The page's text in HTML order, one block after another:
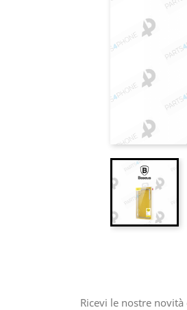
Ricevi le nostre